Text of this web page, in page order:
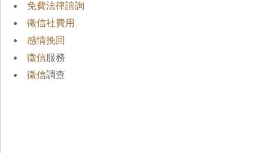
免費法律諮詢
徵信社費用
感情挽回
徵信服務
徵信調查